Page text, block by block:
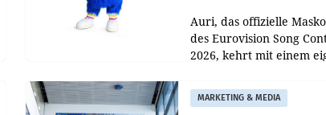
Auri, das offizielle
des Eurovision Song
2026, kehrt mit einem
zurück. In der neuen
„Auri und Du“ bei ORF
MARKETING & MEDIA